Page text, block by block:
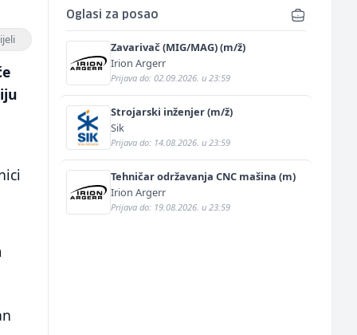
Oglasi za posao
Zavarivač (MIG/MAG) (m/ž)
Irion Argerr
Prijava do: 02.09.2026. u 23:59
Strojarski inženjer (m/ž)
Sik
Prijava do: 14.08.2026. u 23:59
Tehničar održavanja CNC mašina (m)
Irion Argerr
Prijava do: 19.08.2026. u 23:59